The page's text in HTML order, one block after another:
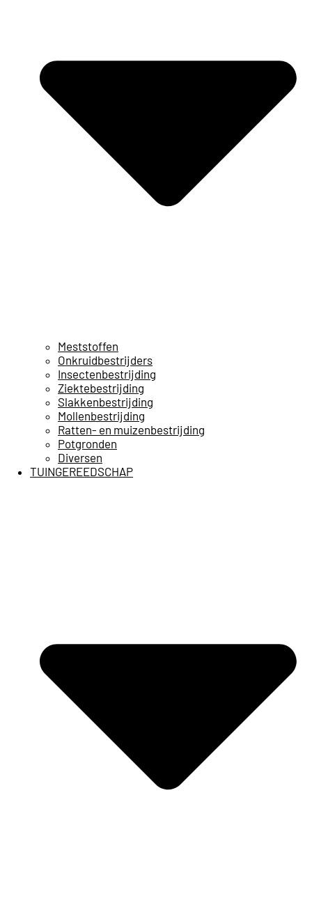
Meststoffen
Onkruidbestrijders
Insectenbestrijding
Ziektebestrijding
Slakkenbestrijding
Mollenbestrijding
Ratten- en muizenbestrijding
Potgronden
Diversen
TUINGEREEDSCHAP